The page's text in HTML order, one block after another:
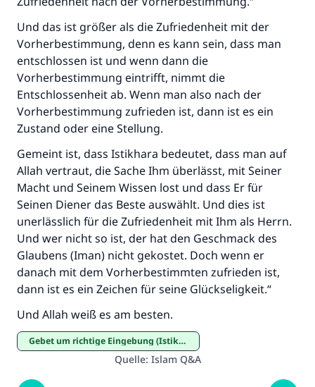
Und das ist größer als die Zufriedenheit mit der
Vorherbestimmung, denn es kann sein, dass man
entschlossen ist und wenn dann die
Vorherbestimmung eintrifft, nimmt die
Entschlossenheit ab. Wenn man also nach der
Vorherbestimmung zufrieden ist, dann ist es ein
Zustand oder eine Stellung.
Gemeint ist, dass Istikhara bedeutet, dass man auf
Allah vertraut, die Sache Ihm überlässt, mit Seiner
Macht und Seinem Wissen lost und dass Er für
Seinen Diener das Beste auswählt. Und dies ist
unerlässlich für die Zufriedenheit mit Ihm als Herrn.
Und wer nicht so ist, der hat den Geschmack des
Glaubens (Iman) nicht gekostet. Doch wenn er
danach mit dem Vorherbestimmten zufrieden ist,
dann ist es ein Zeichen für seine Glückseligkeit.“
Und Allah weiß es am besten.
Gebet um richtige Eingebung (Istikhara)
Quelle: Islam Q&A